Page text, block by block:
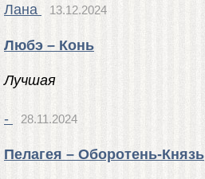
Лана 13.12.2024
Любэ – Конь
Лучшая
- 28.11.2024
Пелагея – Оборотень-Князь